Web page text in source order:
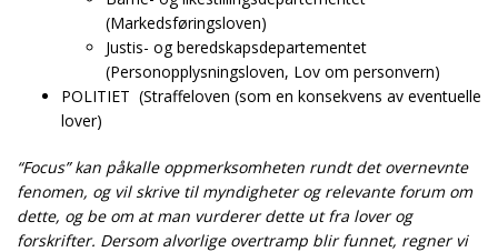
(Markedsføringsloven)
Justis- og beredskapsdepartementet
(Personopplysningsloven, Lov om personvern)
POLITIET (Straffeloven (som en konsekvens av eventuelle
lover)
“Focus” kan påkalle oppmerksomheten rundt det overnevnte
fenomen, og vil skrive til myndigheter og relevante forum om
dette, og be om at man vurderer dette ut fra lover og
forskrifter. Dersom alvorlige overtramp blir funnet, regner vi